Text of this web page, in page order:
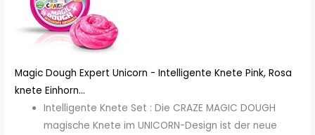
Magic Dough Expert Unicorn - Intelligente Knete Pink, Rosa
knete Einhorn...
Intelligente Knete Set : Die CRAZE MAGIC DOUGH
magische Knete im UNICORN-Design ist der neue